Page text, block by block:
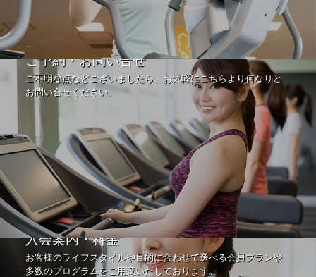
ご予約・お問い合せ
ご不明な点などございましたら、お気軽にこちらより何なりと
お問い合せください。
入会案内・料金
お客様のライフスタイルや目的に合わせて選べる会員プランや
多数のプログラムをご用意いたしております。